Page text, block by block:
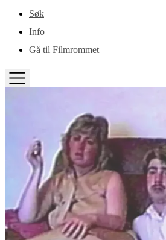
Gå til hovedinnhold
Søk
Info
Gå til Filmrommet